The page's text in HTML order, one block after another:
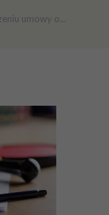
umowy o...